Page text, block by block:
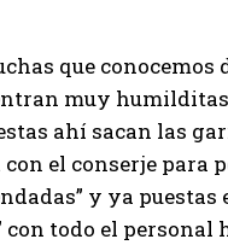
que conocemos
muy
ahí sacan las
el conserje para
y ya puestas
con todo el personal